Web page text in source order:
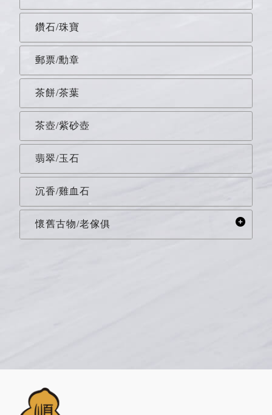
鑽石/珠寶
郵票/勳章
茶餅/茶葉
茶壺/紫砂壺
翡翠/玉石
沉香/雞血石
懷舊古物/老傢俱